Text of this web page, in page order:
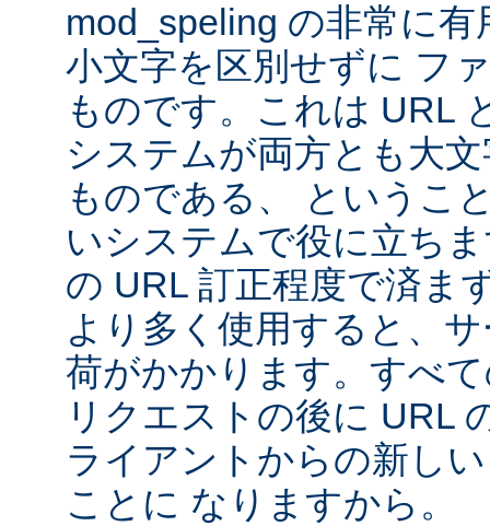
mod_speling の非常に
小文字を区別せずに フ
ものです。これは URL
システムが両方とも大
ものである、 というこ
いシステムで役に立ち
の URL 訂正程度で済ま
より多く使用すると、
荷がかかります。すべ
リクエストの後に URL
ライアントからの新し
ことに なりますから。